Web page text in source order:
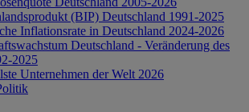
(BIP) Deutschland 1991-2025
Inflationsrate in Deutschland 2024-2026
Deutschland - Veränderung des
2025
Unternehmen der Welt 2026